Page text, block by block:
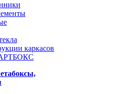
каркасов